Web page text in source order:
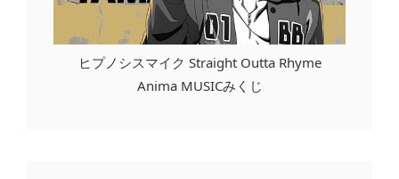
ヒプノシスマイク Straight Outta Rhyme
Anima MUSICみくじ